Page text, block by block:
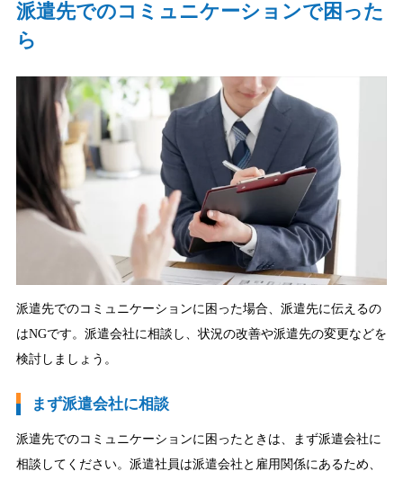
派遣先でのコミュニケーションで困った
ら
派遣先でのコミュニケーションに困った場合、派遣先に伝えるの
はNGです。派遣会社に相談し、状況の改善や派遣先の変更などを
検討しましょう。
まず派遣会社に相談
派遣先でのコミュニケーションに困ったときは、まず派遣会社に
相談してください。派遣社員は派遣会社と雇用関係にあるため、